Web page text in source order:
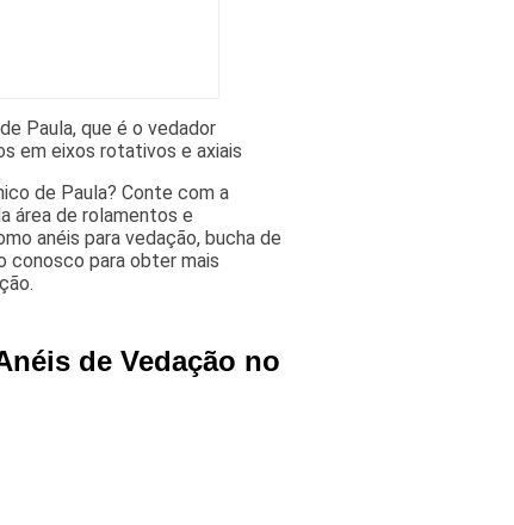
Paula, que é o vedador
em eixos rotativos e axiais
de Paula? Conte com a
área de rolamentos e
anéis para vedação, bucha de
conosco para obter mais
de Vedação no